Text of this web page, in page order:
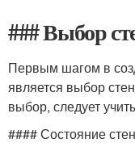
### Выбор
Первым шагом в
является выбор
выбор, следует
#### Состояние